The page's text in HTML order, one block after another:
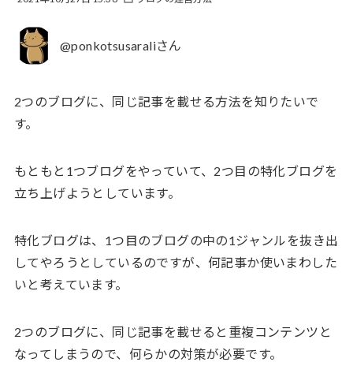
@ponkotsusaraliさん
2つのブログに、同じ記事を載せる方法を知りたいで
す。
もともと1つブログをやっていて、2つ目の特化ブログを
立ち上げようとしています。
特化ブログは、1つ目のブログの中の1ジャンルを抜き出
してやろうとしているのですが、何記事か使いまわした
いと考えています。
2つのブログに、同じ記事を載せると重複コンテンツと
なってしまうので、何らかの対策が必要です。